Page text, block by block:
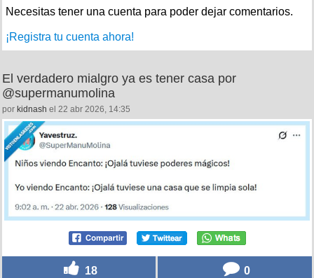
Necesitas tener una cuenta para poder dejar comentarios.
¡Registra tu cuenta ahora!
El verdadero mialgro ya es tener casa por
@supermanumolina
por kidnash el 22 abr 2026, 14:35
18 0